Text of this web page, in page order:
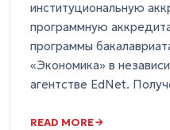
институциональную
программную
программы
«Экономика» в
агентстве EdNet.
READ MORE